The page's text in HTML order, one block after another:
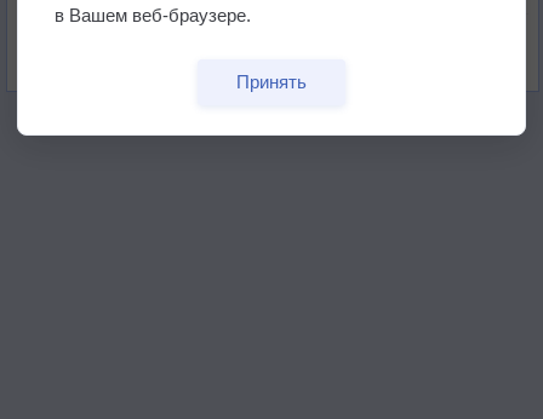
Изменение климата повлияло на ареал обитания
в Вашем веб-браузере.
Принять